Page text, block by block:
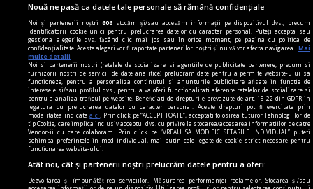
consum
Cât din ce cumpărăm este necesar și cât este
doar influența trendurilor
Trăim în era consumului. Nu doar de produse, ci
și de informații, de social media, consumăm
aproape orice. Oare care este linia dintre nevoile
noastre și influența exterioară care ne împinge
(sau ne atrage?) spre această tendință
generalizată de a absorbi totul?
Nouă ne pasă ca datele tale personale să rămână confidențiale
Noi și partenerii noștri606 stocăm și/sau accesăm informații pe dispozitivul dvs., precum
identificatorii cookie unici pentru prelucrarea datelor cu caracter personal. Puteți accepta sau
gestiona alegerile dvs. făcând clic mai jos sau în orice moment, pe pagina cu politica de
confidențialitate. Aceste alegeri vor fi raportate partenerilor noștri și nu vă vor afecta navigarea.
Mai
multe detalii
Noi si partenerii nostri (retelele de socializare si agentiile de publicitate partenere, precum si
furnizorii nostri de servicii de date analitice) prelucram date pentru a permite website-ului sa
functioneze, pentru a personaliza continutul si anunturile publicitare afisate in functie de
interesele si/sau profilul dvs., pentru a va oferi functionalitati aferente retelelor de socializare si
pentru a analiza traficul pe website. Beneficiati de drepturile prevazute de art. 15-22 din GDPR in
legatura cu prelucrarea datelor cu caracter personal. Aceste drepturi pot fi exercitate prin
modalitatea indicataaici
. Prin click pe “ACCEPT TOATE”, acceptati folosirea tuturor Tehnologiilor de
tip Cookie, care implica inclusiv acceptul dvs. cu privire la stocarea/accesarea informatiilor de catre
Vendor-ii cu care colaboram. Prin click pe “VREAU SA MODIFIC SETARILE INDIVIDUAL” puteti
schimba preferintele in mod individual, mai putin cele legate de cookie strict necesare pentru
functionarea website-ului.
Atât noi, cât și partenerii noștri prelucrăm datele pentru a oferi:
Dezvoltarea și îmbunătățirea serviciilor. Măsurarea performanței reclamelor. Stocarea și/sau